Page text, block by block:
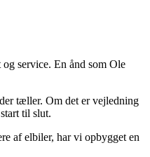
service. En ånd som Ole
tæller. Om det er vejledning
til slut.
af elbiler, har vi opbygget en